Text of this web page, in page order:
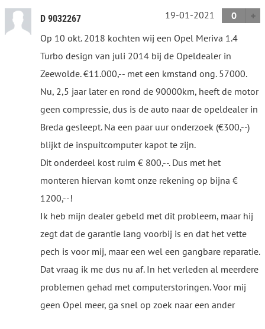
D 9032267 19-01-2021
0
Op 10 okt. 2018 kochten wij een Opel Meriva 1.4
Turbo design van juli 2014 bij de Opeldealer in
Zeewolde. €11.000,-- met een kmstand ong. 57000.
Nu, 2,5 jaar later en rond de 90000km, heeft de motor
geen compressie, dus is de auto naar de opeldealer in
Breda gesleept. Na een paar uur onderzoek (€300,--)
blijkt de inspuitcomputer kapot te zijn.
Dit onderdeel kost ruim € 800,--. Dus met het
monteren hiervan komt onze rekening op bijna €
1200,--!
Ik heb mijn dealer gebeld met dit probleem, maar hij
zegt dat de garantie lang voorbij is en dat het vette
pech is voor mij, maar een wel een gangbare reparatie.
Dat vraag ik me dus nu af. In het verleden al meerdere
problemen gehad met computerstoringen. Voor mij
geen Opel meer, ga snel op zoek naar een ander